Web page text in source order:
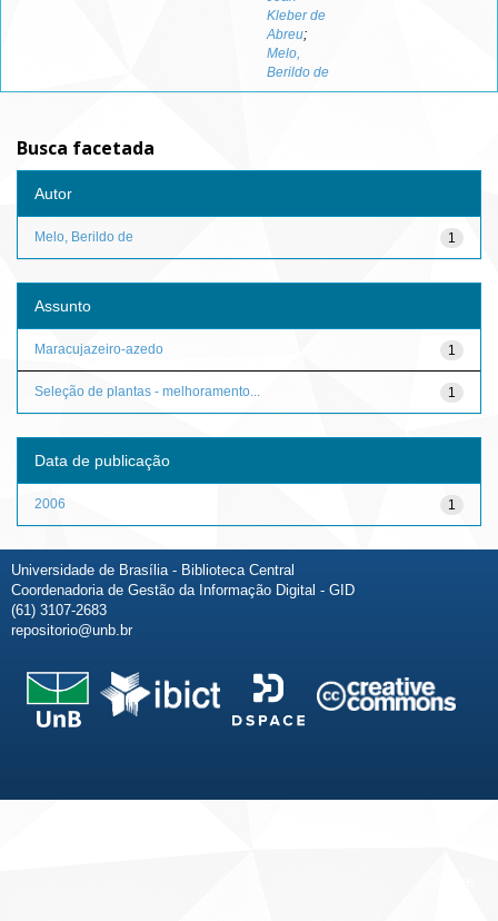
Kleber de
Abreu;
Melo,
Berildo de
Busca facetada
Autor
1
Melo, Berildo de
Assunto
1
Maracujazeiro-azedo
1
Seleção de plantas - melhoramento...
Data de publicação
1
2006
Universidade de Brasília - Biblioteca Central
Coordenadoria de Gestão da Informação Digital - GID
(61) 3107-2683
repositorio@unb.br